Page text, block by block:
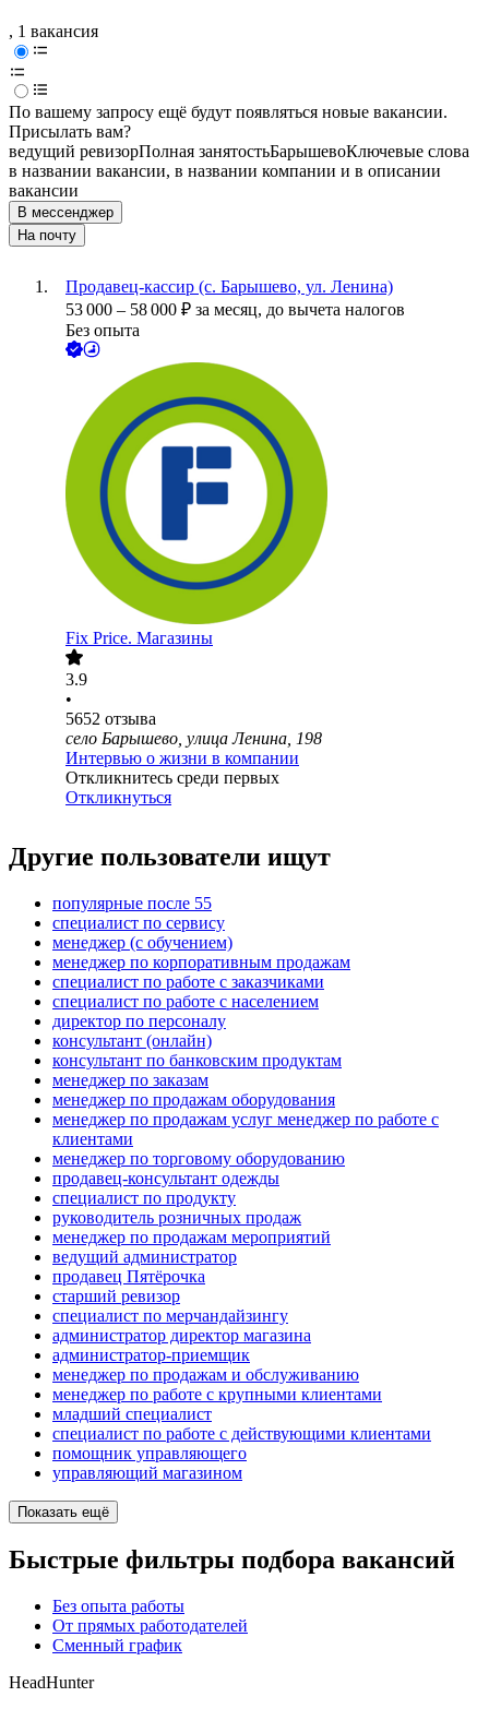
, 1 вакансия
По вашему запросу ещё будут появляться новые вакансии.
Присылать вам?
ведущий ревизорПолная занятостьБарышевоКлючевые слова
в названии вакансии, в названии компании и в описании
вакансии
В мессенджер
На почту
Продавец-кассир (с. Барышево, ул. Ленина)
53 000 – 58 000 ₽ за месяц, до вычета налогов
Без опыта
Fix Price. Магазины
3.9
•
5652 отзыва
село Барышево, улица Ленина, 198
Интервью о жизни в компании
Откликнитесь среди первых
Откликнуться
Другие пользователи ищут
популярные после 55
специалист по сервису
менеджер (с обучением)
менеджер по корпоративным продажам
специалист по работе с заказчиками
специалист по работе с населением
директор по персоналу
консультант (онлайн)
консультант по банковским продуктам
менеджер по заказам
менеджер по продажам оборудования
менеджер по продажам услуг менеджер по работе с
клиентами
менеджер по торговому оборудованию
продавец-консультант одежды
специалист по продукту
руководитель розничных продаж
менеджер по продажам мероприятий
ведущий администратор
продавец Пятёрочка
старший ревизор
специалист по мерчандайзингу
администратор директор магазина
администратор-приемщик
менеджер по продажам и обслуживанию
менеджер по работе с крупными клиентами
младший специалист
специалист по работе с действующими клиентами
помощник управляющего
управляющий магазином
Показать ещё
Быстрые фильтры подбора вакансий
Без опыта работы
От прямых работодателей
Сменный график
HeadHunter